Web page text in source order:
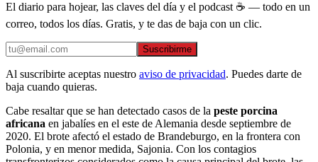
El diario para hojear, las claves del día y el podcast ☕ — todo en un
correo, todos los días. Gratis, y te das de baja con un clic.
Suscribirme
Al suscribirte aceptas nuestro aviso de privacidad. Puedes darte de
baja cuando quieras.
Cabe resaltar que se han detectado casos de la peste porcina
africana en jabalíes en el este de Alemania desde septiembre de
2020. El brote afectó el estado de Brandeburgo, en la frontera con
Polonia, y en menor medida, Sajonia. Con los contagios